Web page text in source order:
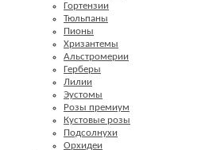
Гортензии
Тюльпаны
Пионы
Хризантемы
Альстромерии
Герберы
Лилии
Эустомы
Розы премиум
Кустовые розы
Подсолнухи
Орхидеи